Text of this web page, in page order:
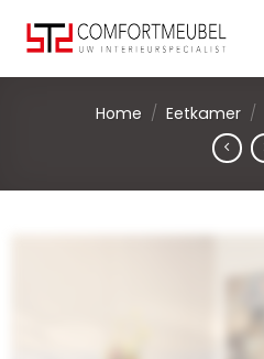
content
Home / Eetkamer /